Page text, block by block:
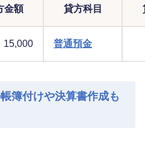
金額 貸方科目
15,000 普通預金
簿付けや決算書作成も